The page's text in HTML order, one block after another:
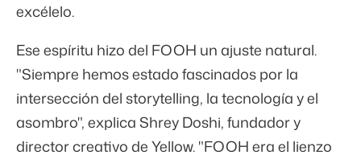
excélelo.
Ese espíritu hizo del FOOH un ajuste natural.
"Siempre hemos estado fascinados por la
intersección del storytelling, la tecnología y el
asombro", explica Shrey Doshi, fundador y
director creativo de Yellow. "FOOH era el lienzo